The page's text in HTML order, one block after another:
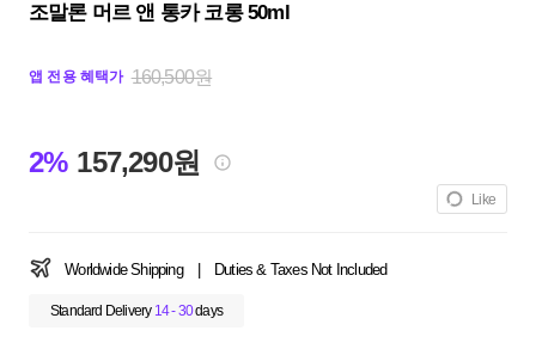
조말론 머르 앤 통카 코롱 50ml
앱 전용 혜택가 160,500원
2% 157,290원
Like
Worldwide Shipping Duties & Taxes Not Included
Standard Delivery 14 - 30days